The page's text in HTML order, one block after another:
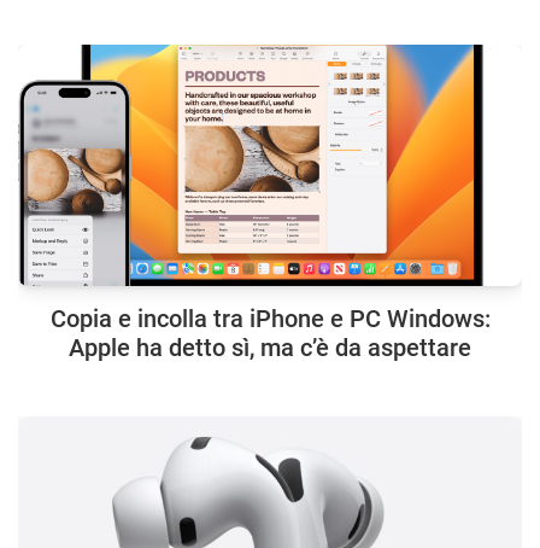
Copia e incolla tra iPhone e PC Windows:
Apple ha detto sì, ma c’è da aspettare